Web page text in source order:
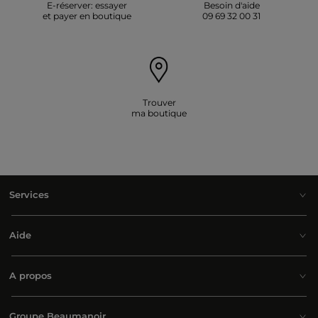
E-réserver: essayer
et payer en boutique
Besoin d'aide
09 69 32 00 31
Trouver
ma boutique
Services
Aide
A propos
Groupe Beaumanoir